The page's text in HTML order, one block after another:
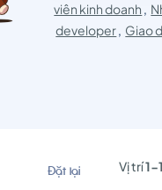
viên kinh doanh ,
developer, Giao
Đặt lại Vị trí1-